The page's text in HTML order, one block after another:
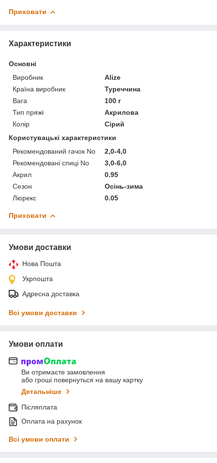
Приховати
Характеристики
Основні
Виробник
Alize
Країна виробник
Туреччина
Вага
100 г
Тип пряжі
Акрилова
Колір
Сірий
Користувацькі характеристики
Рекомендований гачок No
2,0-4,0
Рекомендовані спиці No
3,0-6,0
Акрил
0.95
Сезон
Осінь-зима
Люрекс
0.05
Приховати
Умови доставки
Нова Пошта
Укрпошта
Адресна доставка
Всі умови доставки
Умови оплати
Ви отримаєте замовлення
або гроші повернуться на вашу картку
Детальніше
Післяплата
Оплата на рахунок
Всі умови оплати